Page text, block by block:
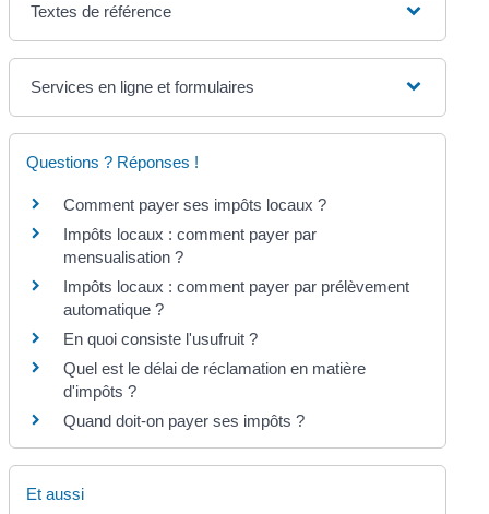
Textes de référence
Services en ligne et formulaires
Questions ? Réponses !
Comment payer ses impôts locaux ?
Impôts locaux : comment payer par
mensualisation ?
Impôts locaux : comment payer par prélèvement
automatique ?
En quoi consiste l'usufruit ?
Quel est le délai de réclamation en matière
d'impôts ?
Quand doit-on payer ses impôts ?
Et aussi